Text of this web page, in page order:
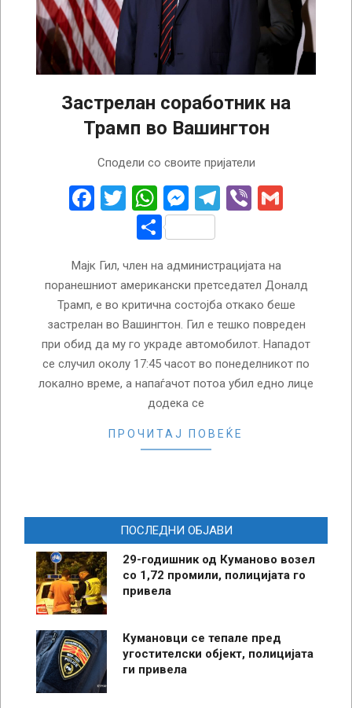
Застрелан соработник на
Трамп во Вашингтон
Сподели со своите пријатели
Facebook
Twitter
WhatsApp
Messenger
Telegram
Viber
Share
Мајк Гил, член на администрацијата на
поранешниот американски претседател Доналд
Трамп, е во критична состојба откако беше
застрелан во Вашингтон. Гил е тешко повреден
при обид да му го украде автомобилот. Нападот
се случил околу 17:45 часот во понеделникот по
локално време, а напаѓачот потоа убил едно лице
додека се
ПРОЧИТАЈ ПОВЕЌЕ
ПОСЛЕДНИ ОБЈАВИ
29-годишник од Куманово возел
со 1,72 промили, полицијата го
привела
Кумановци се тепале пред
угостителски објект, полицијата
ги привела